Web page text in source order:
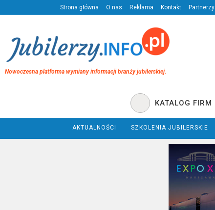
Strona główna O nas Reklama Kontakt Partnerzy
Nowoczesna platforma wymiany informacji branży jubilerskiej.
KATALOG FIRM
AKTUALNOŚCI SZKOLENIA JUBILERSKIE